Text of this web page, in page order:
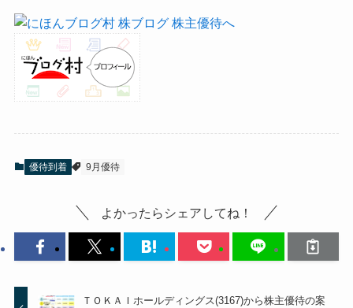
優待到着 9月優待
よかったらシェアしてね！
ＴＯＫＡＩホールディングス(3167)から株主優待の案